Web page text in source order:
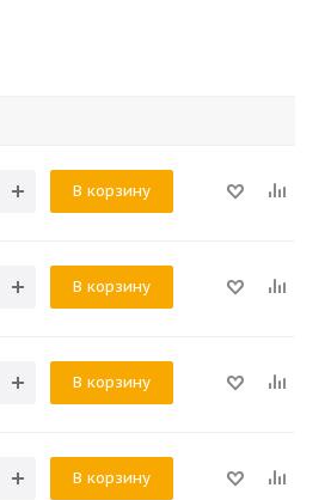
В корзину
В корзину
В корзину
В корзину